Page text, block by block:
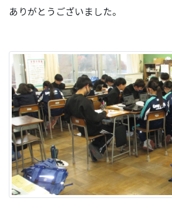
ありがとうございました。